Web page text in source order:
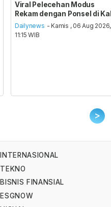
Viral Pelecehan Modus
Rekam dengan Ponsel di
Dailynews - Kamis , 06 Aug 2026,
11:15 WIB
>
INTERNASIONAL
TEKNO
BISNIS FINANSIAL
ESGNOW